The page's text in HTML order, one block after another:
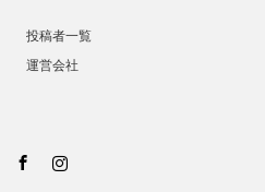
投稿者一覧
運営会社